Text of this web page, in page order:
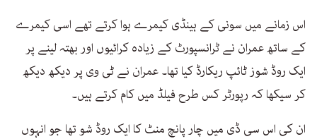
اس زمانے میں سونی کے ہینڈی کیمرے ہوا کرتے تھے اسی کیمرے
کے ساتھ عمران نے ٹرانسپورٹ کے زیادہ کرائیوں اور بھتہ لینے پر
ایک روڈ شوز ٹائپ ریکارڈ کیا تھا۔ عمران نے ٹی وی پر دیکھ دیکھ
کر سیکھا کہ رپورٹر کس طرح فیلڈ میں کام کرتے ہیں۔
ان کی اس سی ڈی میں چار پانچ منٹ کا ایک روڈ شو تھا جو انہوں